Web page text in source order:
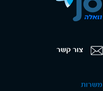
משרות